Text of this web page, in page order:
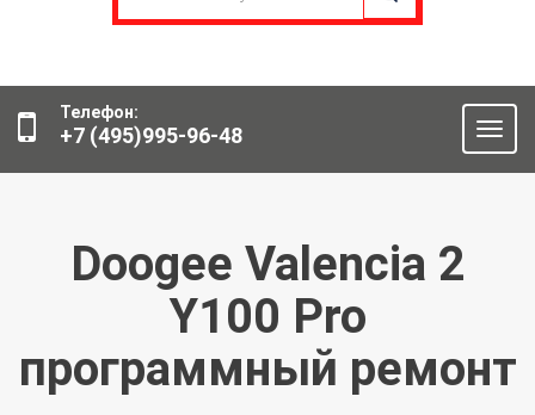
Телефон:
+7 (495)995-96-48
Doogee Valencia 2
Y100 Pro
программный ремонт